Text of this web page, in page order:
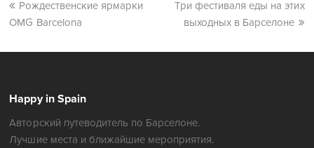
Рождественские ярмарки
OMG Barcelona
Три фестиваля еды на этих
выходных в Барселоне
Happy in Spain
Авторский путеводитель по Барселоне.
Лучшие места и ближайшие мероприятия.